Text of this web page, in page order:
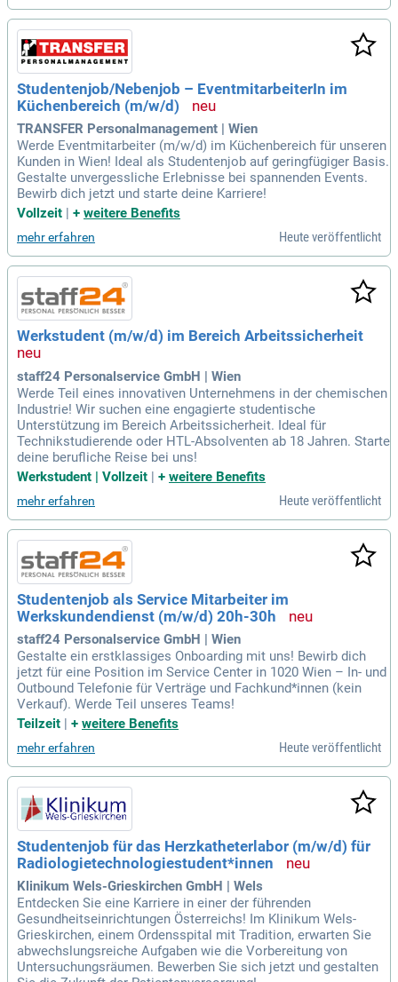
Studentenjob/Nebenjob – EventmitarbeiterIn im
Küchenbereich (m/w/d)
TRANSFER Personalmanagement | Wien
Werde Eventmitarbeiter (m/w/d) im Küchenbereich für unseren
Kunden in Wien! Ideal als Studentenjob auf geringfügiger Basis.
Gestalte unvergessliche Erlebnisse bei spannenden Events.
Bewirb dich jetzt und starte deine Karriere!
Vollzeit
+ weitere Benefits
mehr erfahren Heute veröffentlicht
Werkstudent (m/w/d) im Bereich Arbeitssicherheit
staff24 Personalservice GmbH | Wien
Werde Teil eines innovativen Unternehmens in der chemischen
Industrie! Wir suchen eine engagierte studentische
Unterstützung im Bereich Arbeitssicherheit. Ideal für
Technikstudierende oder HTL-Absolventen ab 18 Jahren. Starte
deine berufliche Reise bei uns!
Werkstudent | Vollzeit | + weitere Benefits
mehr erfahren Heute veröffentlicht
Studentenjob als Service Mitarbeiter im
Werkskundendienst (m/w/d) 20h-30h
staff24 Personalservice GmbH | Wien
Gestalte ein erstklassiges Onboarding mit uns! Bewirb dich
jetzt für eine Position im Service Center in 1020 Wien – In- und
Outbound Telefonie für Verträge und Fachkund*innen (kein
Verkauf). Werde Teil unseres Teams!
Teilzeit | + weitere Benefits
mehr erfahren Heute veröffentlicht
Studentenjob für das Herzkatheterlabor (m/w/d) für
Radiologietechnologiestudent*innen
Klinikum Wels-Grieskirchen GmbH | Wels
Entdecken Sie eine Karriere in einer der führenden
Gesundheitseinrichtungen Österreichs! Im Klinikum Wels-
Grieskirchen, einem Ordensspital mit Tradition, erwarten Sie
abwechslungsreiche Aufgaben wie die Vorbereitung von
Untersuchungsräumen. Bewerben Sie sich jetzt und gestalten